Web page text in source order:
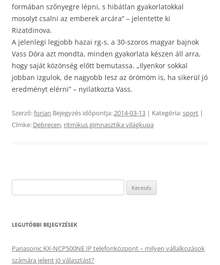
formában szőnyegre lépni, s hibátlan gyakorlatokkal
mosolyt csalni az emberek arcára” – jelentette ki
Rizatdinova.
A jelenlegi legjobb hazai rg-s, a 30-szoros magyar bajnok
Vass Dóra azt mondta, minden gyakorlata készen áll arra,
hogy saját közönség előtt bemutassa. „Ilyenkor sokkal
jobban izgulok, de nagyobb lesz az örömöm is, ha sikerül jó
eredményt elérni” – nyilatkozta Vass.
Szerző:forian Bejegyzés időpontja:2014-03-13 | Kategória:sport |
Címke: Debrecen, ritmikus gimnasztika világkupa
LEGUTÓBBI BEJEGYZÉSEK
Panasonic KX-NCP500NE IP telefonközpont – milyen vállalkozások
számára jelent jó választást?